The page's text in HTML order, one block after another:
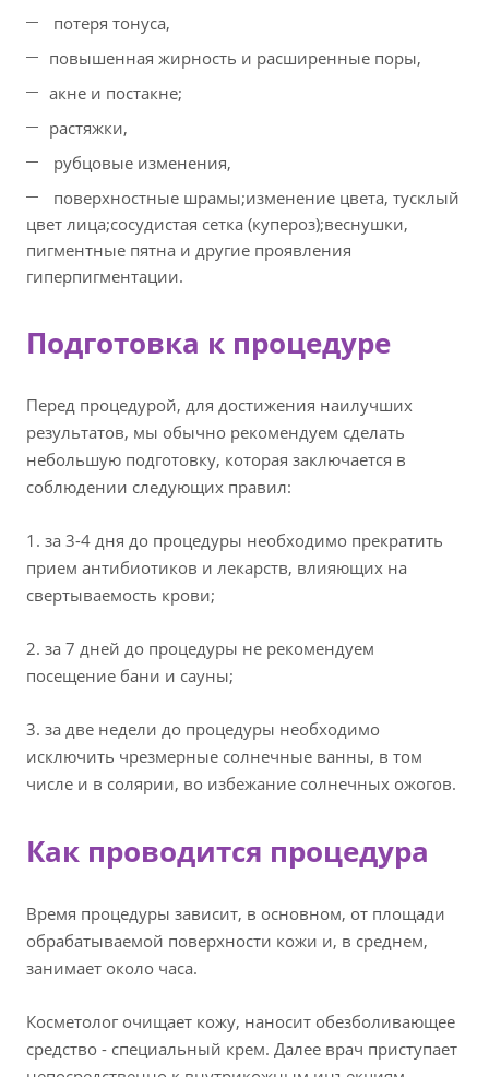
потеря тонуса,
повышенная жирность и расширенные поры,
акне и постакне;
растяжки,
рубцовые изменения,
поверхностные шрамы;изменение цвета, тусклый
цвет лица;сосудистая сетка (купероз);веснушки,
пигментные пятна и другие проявления
гиперпигментации.
Подготовка к процедуре
Перед процедурой, для достижения наилучших
результатов, мы обычно рекомендуем сделать
небольшую подготовку, которая заключается в
соблюдении следующих правил:
1. за 3-4 дня до процедуры необходимо прекратить
прием антибиотиков и лекарств, влияющих на
свертываемость крови;
2. за 7 дней до процедуры не рекомендуем
посещение бани и сауны;
3. за две недели до процедуры необходимо
исключить чрезмерные солнечные ванны, в том
числе и в солярии, во избежание солнечных ожогов.
Как проводится процедура
Время процедуры зависит, в основном, от площади
обрабатываемой поверхности кожи и, в среднем,
занимает около часа.
Косметолог очищает кожу, наносит обезболивающее
средство - специальный крем. Далее врач приступает